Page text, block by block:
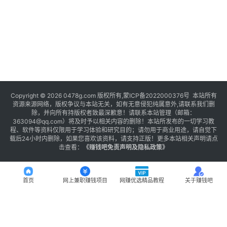
Copyright © 2026 0478g.com 版权所有,蒙ICP备2022000376号 本站所有
资源来源网络，版权争议与本站无关，如有无意侵犯纯属意外,请联系我们删
除，并向所有持版权者致最深歉意！请联系本站管理（邮箱：
363094@qq.com）将及时予以相关内容的删除！本站所发布的一切学习教
程、软件等资料仅限用于学习体验和研究目的；请勿用于商业用途，请自觉下
载后24小时内删除，如果您喜欢该资料，请支持正版！更多本站相关声明请点
击查看：
《赚钱吧免责声明及隐私政策》
首页 网上兼职赚钱项目 网赚优选精品教程 关于赚钱吧